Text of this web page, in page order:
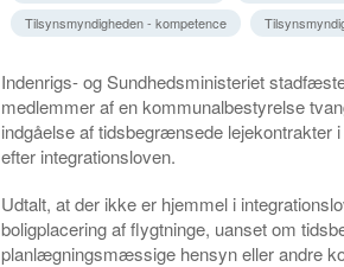
Tilsynsmyndigheden - kompetence
Indenrigs- og Sundhedsministeriet
medlemmer af en kommunalbestyrelse
indgåelse af tidsbegrænsede lejekontrakter
efter integrationsloven.
Udtalt, at der ikke er hjemmel i
boligplacering af flygtninge, uanset om
planlægningsmæssige hensyn eller andre